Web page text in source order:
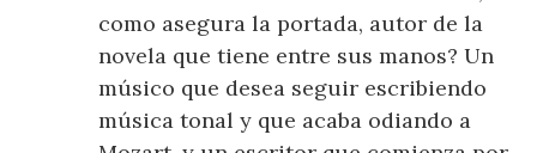
como asegura la portada, autor de la
novela que tiene entre sus manos? Un
músico que desea seguir escribiendo
música tonal y que acaba odiando a